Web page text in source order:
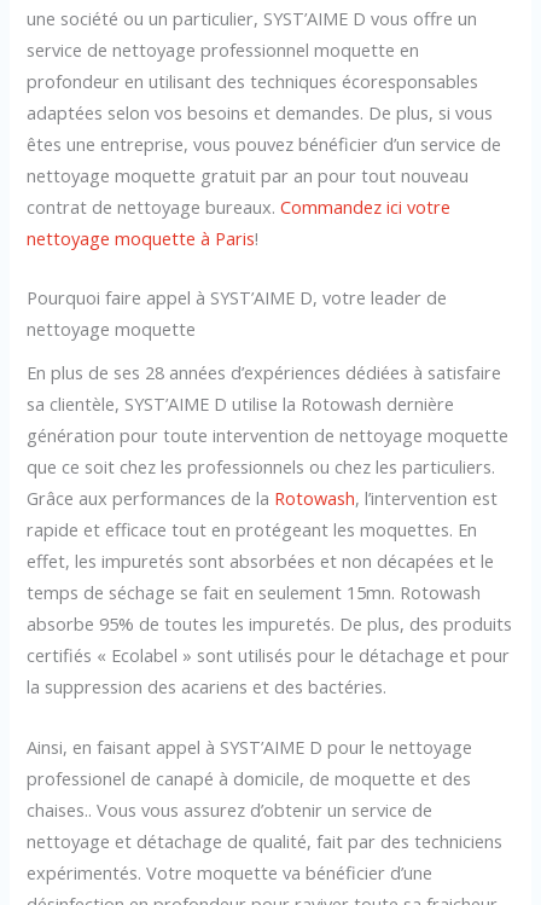
une société ou un particulier, SYST’AIME D vous offre un
service de nettoyage professionnel moquette en
profondeur en utilisant des techniques écoresponsables
adaptées selon vos besoins et demandes. De plus, si vous
êtes une entreprise, vous pouvez bénéficier d’un service de
nettoyage moquette gratuit par an pour tout nouveau
contrat de nettoyage bureaux.Commandez ici votre
nettoyage moquette à Paris!
Pourquoi faire appel à SYST’AIME D, votre leader de
nettoyage moquette
En plus de ses 28 années d’expériences dédiées à satisfaire
sa clientèle, SYST’AIME D utilise la Rotowash dernière
génération pour toute intervention de nettoyage moquette
que ce soit chez les professionnels ou chez les particuliers.
Grâce aux performances de la Rotowash, l’intervention est
rapide et efficace tout en protégeant les moquettes. En
effet, les impuretés sont absorbées et non décapées et le
temps de séchage se fait en seulement 15mn. Rotowash
absorbe 95% de toutes les impuretés. De plus, des produits
certifiés « Ecolabel » sont utilisés pour le détachage et pour
la suppression des acariens et des bactéries.
Ainsi, en faisant appel à SYST’AIME D pour le nettoyage
professionel de canapé à domicile, de moquette et des
chaises.. Vous vous assurez d’obtenir un service de
nettoyage et détachage de qualité, fait par des techniciens
expérimentés. Votre moquette va bénéficier d’une